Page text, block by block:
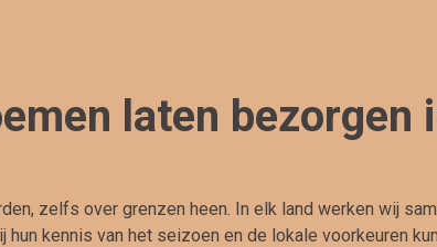
laten bezorgen
zelfs over grenzen heen. In elk land werken wij
hun kennis van het seizoen en de lokale voorkeuren